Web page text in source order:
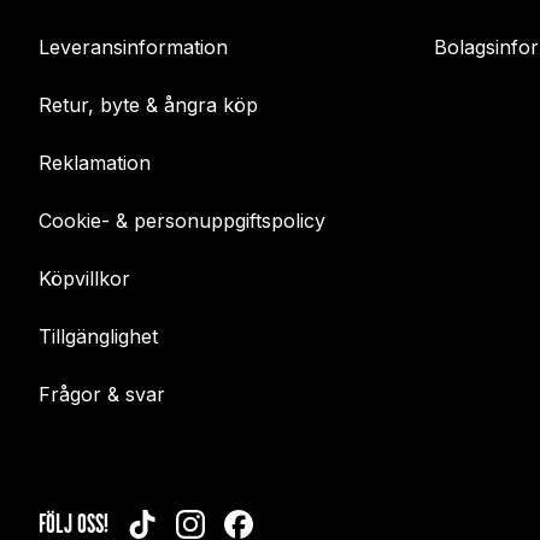
Leveransinformation
Retur, byte & ångra köp
Reklamation
Cookie- & personuppgiftspolicy
Köpvillkor
Tillgänglighet
Frågor & svar
FÖLJ OSS!